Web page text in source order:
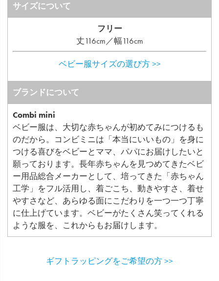
サイズについて
フリー
丈116cm／幅116cm
ベビー服サイズの選び方 >>
ブランドについて
Combi mini
ベビー服は、大切な赤ちゃんが初めてみにつけるも
のだから。コンビミニは「本当にいいもの」を身に
つける喜びをベビーとママ、パパにお届けしたいと
願っております。長年赤ちゃんを見つめてきたベビ
ー用品総合メーカーとして、培ってきた「赤ちゃん
工学」をフル活用し、着ごこち、動きやすさ、着せ
やすさなど、あらゆる面にこだわりを一つ一つ丁寧
に仕上げています。ベビーがたくさん笑ってくれる
ような服を、これからもお届けします。
ギフトラッピングをご希望の方 >>